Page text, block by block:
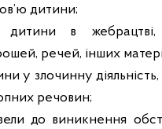
дитини;
дитини в
речей, інших
у злочинну
речовин;
до виникнення